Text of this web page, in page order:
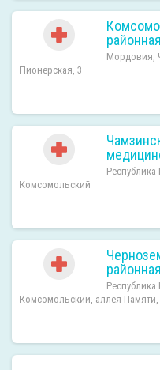
Мордовия,
Пионерская, 3
Комсомольский
Комсомольский, аллея Памяти,